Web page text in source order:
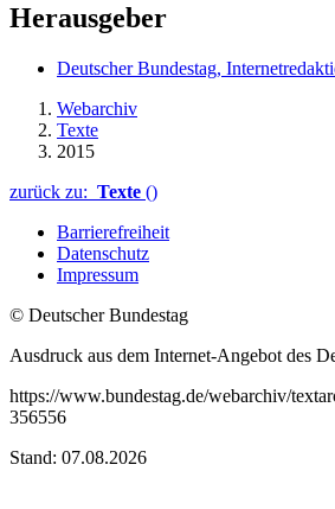
Herausgeber
Deutscher Bundestag,
Webarchiv
Texte
2015
zurück zu: Texte ()
Barrierefreiheit
Datenschutz
Impressum
© Deutscher Bundestag
Ausdruck aus dem Internet-Angebot des
https://www.bundestag.de/webarchiv/
356556
Stand: 07.08.2026